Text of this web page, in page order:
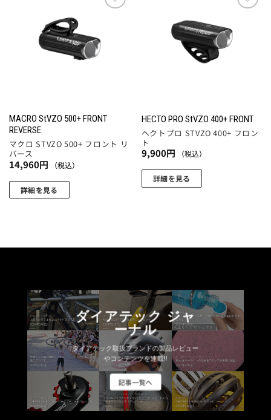
MACRO StVZO 500+ FRONT
REVERSE
マクロ STVZO 500+ フロント リ
バース
14,960円 （税込）
詳細を見る
HECTO PRO StVZO 400+ FRONT
ヘクトプロ STVZO 400+ フロン
ト
9,900円 （税込）
詳細を見る
ダイアテック ジャ
ーナル
ダイアテック取扱ブランドの製品レビュー
やコンテンツを連載!!
記事一覧へ